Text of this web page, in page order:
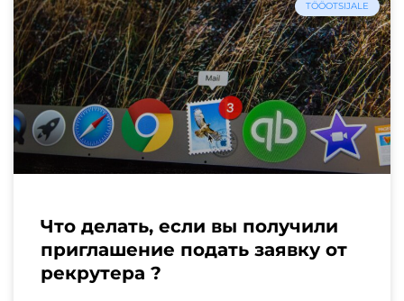
TÖÖOTSIJALE
Что делать, если вы получили
приглашение подать заявку от
рекрутера ?